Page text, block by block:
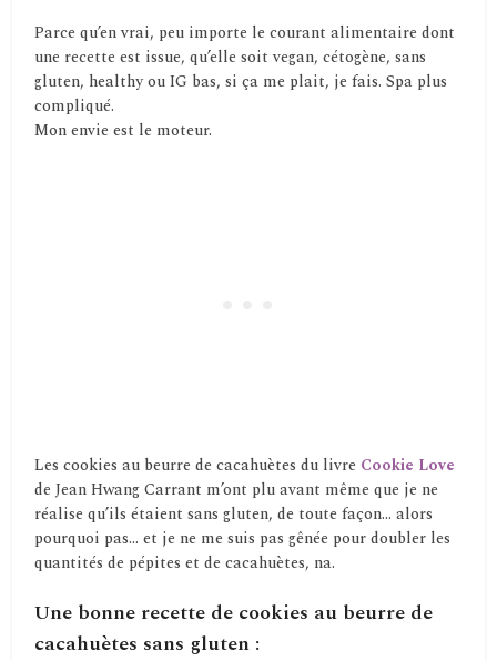
Parce qu’en vrai, peu importe le courant alimentaire dont
une recette est issue, qu’elle soit vegan, cétogène, sans
gluten, healthy ou IG bas, si ça me plait, je fais. Spa plus
compliqué.
Mon envie est le moteur.
Les cookies au beurre de cacahuètes du livre Cookie Love
de Jean Hwang Carrant m’ont plu avant même que je ne
réalise qu’ils étaient sans gluten, de toute façon… alors
pourquoi pas… et je ne me suis pas gênée pour doubler les
quantités de pépites et de cacahuètes, na.
Une bonne recette de cookies au beurre de
cacahuètes sans gluten :